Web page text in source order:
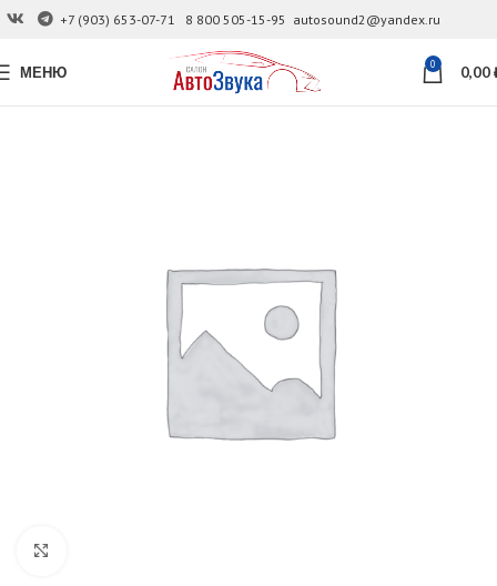
+7 (903) 653-07-71 8 800 505-15-95 autosound2@yandex.ru
МЕНЮ 0 0,00